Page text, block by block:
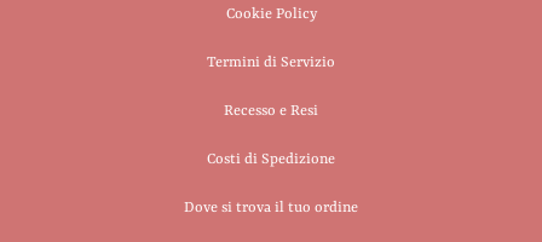
Cookie Policy
Termini di Servizio
Recesso e Resi
Costi di Spedizione
Dove si trova il tuo ordine